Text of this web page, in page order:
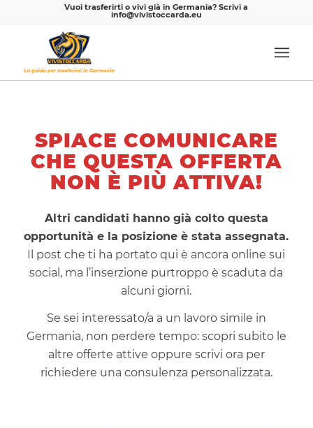
Vuoi trasferirti o vivi già in Germania? Scrivi a
info@vivistoccarda.eu
SPIACE COMUNICARE
CHE QUESTA OFFERTA
NON È PIÙ ATTIVA!
Altri candidati hanno già colto questa
opportunità e la posizione è stata assegnata.
Il post che ti ha portato qui è ancora online sui
social, ma l’inserzione purtroppo è scaduta da
alcuni giorni.
Se sei interessato/a a un lavoro simile in
Germania, non perdere tempo: scopri subito le
altre offerte attive oppure scrivi ora per
richiedere una consulenza personalizzata.